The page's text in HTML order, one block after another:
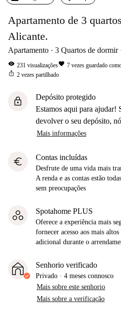
Apartamento de 3
Alicante.
Apartamento 3 Quartos de dormir
visibility 231 visualizaçõesfavorite 7 vezes guardado
ios_share 2 vezes partilhado
lock
Depósito protegido
Estamos aqui para ajudar!
devolver o seu depósito,
Mais informações
euro Contas incluídas
Desfrute de uma vida mais
A renda e as contas estão
sem preocupações
Spotahome PLUS
Oferece a experiência mais
fornecer acesso aos mais
adicional durante o
Senhorio verificado
Privado · 4 meses connosco
Mais sobre este senhorio
Mais sobre a verificação